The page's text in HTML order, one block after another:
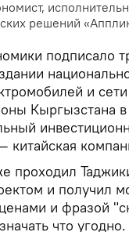
решений
подписало
и
Кыргызстана в
китайская
проходил
и получил
и фразой
что